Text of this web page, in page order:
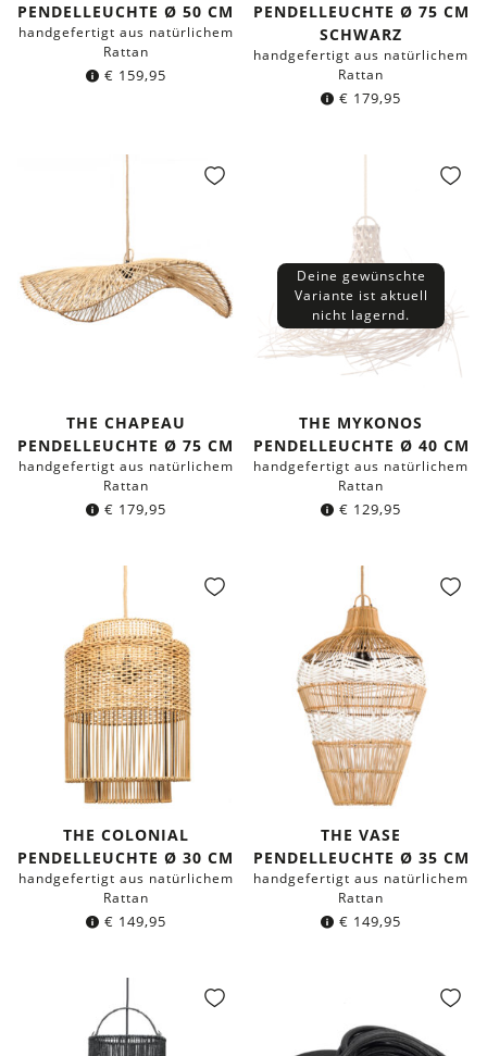
PENDELLEUCHTE Ø 50 CM
handgefertigt aus natürlichem
Rattan
€ 159,95
PENDELLEUCHTE Ø 75 CM
SCHWARZ
handgefertigt aus natürlichem
Rattan
€ 179,95
THE CHAPEAU
PENDELLEUCHTE Ø 75 CM
handgefertigt aus natürlichem
Rattan
€ 179,95
Deine gewünschte
Variante ist aktuell
nicht lagernd.
THE MYKONOS
PENDELLEUCHTE Ø 40 CM
handgefertigt aus natürlichem
Rattan
€ 129,95
THE COLONIAL
PENDELLEUCHTE Ø 30 CM
handgefertigt aus natürlichem
Rattan
€ 149,95
THE VASE
PENDELLEUCHTE Ø 35 CM
handgefertigt aus natürlichem
Rattan
€ 149,95